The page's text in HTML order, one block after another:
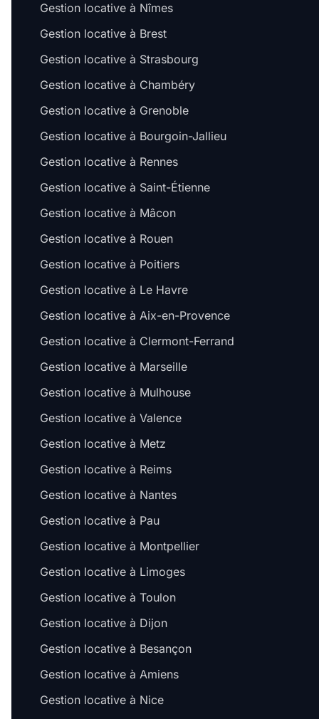
Gestion locative à Nîmes
Gestion locative à Brest
Gestion locative à Strasbourg
Gestion locative à Chambéry
Gestion locative à Grenoble
Gestion locative à Bourgoin-Jallieu
Gestion locative à Rennes
Gestion locative à Saint-Étienne
Gestion locative à Mâcon
Gestion locative à Rouen
Gestion locative à Poitiers
Gestion locative à Le Havre
Gestion locative à Aix-en-Provence
Gestion locative à Clermont-Ferrand
Gestion locative à Marseille
Gestion locative à Mulhouse
Gestion locative à Valence
Gestion locative à Metz
Gestion locative à Reims
Gestion locative à Nantes
Gestion locative à Pau
Gestion locative à Montpellier
Gestion locative à Limoges
Gestion locative à Toulon
Gestion locative à Dijon
Gestion locative à Besançon
Gestion locative à Amiens
Gestion locative à Nice
les Cookies !
On a attendu d'être sûrs que le contenu de
ce site vous intéresse avant de vous